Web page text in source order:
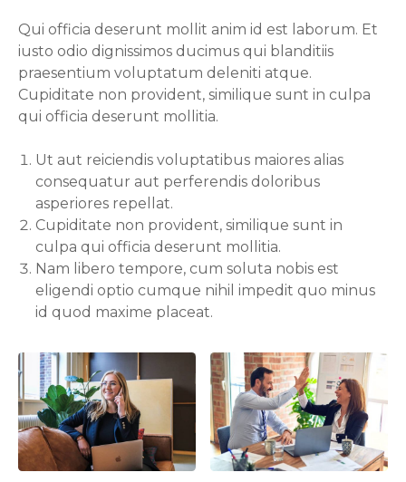
Qui officia deserunt mollit anim id est laborum. Et
iusto odio dignissimos ducimus qui blanditiis
praesentium voluptatum deleniti atque.
Cupiditate non provident, similique sunt in culpa
qui officia deserunt mollitia.
Ut aut reiciendis voluptatibus maiores alias
consequatur aut perferendis doloribus
asperiores repellat.
Cupiditate non provident, similique sunt in
culpa qui officia deserunt mollitia.
Nam libero tempore, cum soluta nobis est
eligendi optio cumque nihil impedit quo minus
id quod maxime placeat.